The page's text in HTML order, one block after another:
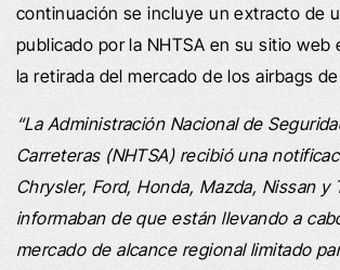
continuación se incluye un extracto de
publicado por la NHTSA en su sitio web
la retirada del mercado de los airbags
“La Administración Nacional de
Carreteras (NHTSA) recibió una
Chrysler, Ford, Honda, Mazda, Nissan y
informaban de que están llevando a
mercado de alcance regional limitado